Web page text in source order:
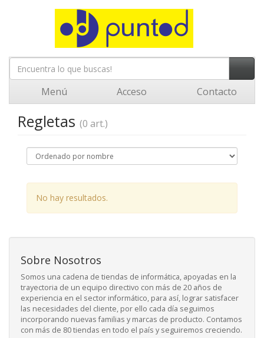
Menú Acceso Contacto
Regletas (0 art.)
No hay resultados.
Sobre Nosotros
Somos una cadena de tiendas de informática, apoyadas en la
trayectoria de un equipo directivo con más de 20 años de
experiencia en el sector informático, para así, lograr satisfacer
las necesidades del cliente, por ello cada día seguimos
incorporando nuevas familias y marcas de producto. Contamos
con más de 80 tiendas en todo el país y seguiremos creciendo.